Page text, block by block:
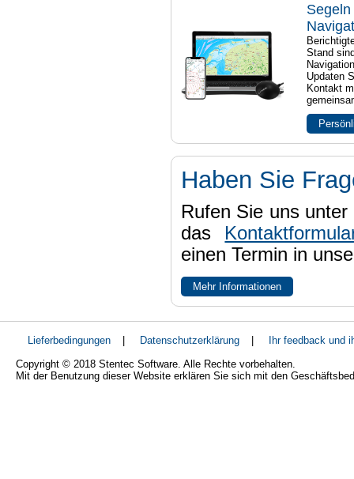
Stand
Updaten
Kontakt
Haben Sie
Rufen Sie uns
das
einen Termin in
Mehr Informationen
Lieferbedingungen | Datenschutzerklärung |
Ihr feedback und
Copyright © 2018 Stentec Software. Alle Rechte vorbehalten.
Mit der Benutzung dieser Website erklären Sie sich mit den